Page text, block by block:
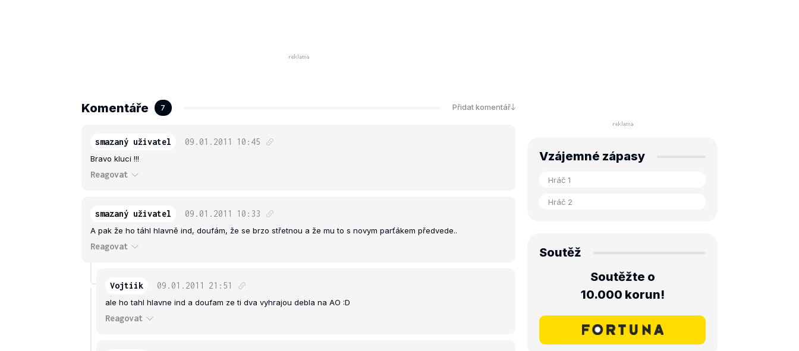
Komentáře 7 Přidat komentář
smazaný uživatel 09.01.2011 10:45
Bravo kluci !!!
Reagovat
smazaný uživatel 09.01.2011 10:33
A pak že ho táhl hlavně ind, doufám, že se brzo střetnou a že mu to s novym parťákem předvede..
Reagovat
Vojtiik 09.01.2011 21:51
ale ho tahl hlavne ind a doufam ze ti dva vyhrajou debla na AO :D
Reagovat
Vzájemné zápasy
Soutěž
Soutěžte o
10.000 korun!